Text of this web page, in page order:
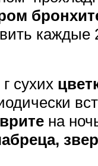
каждые
сухих
на